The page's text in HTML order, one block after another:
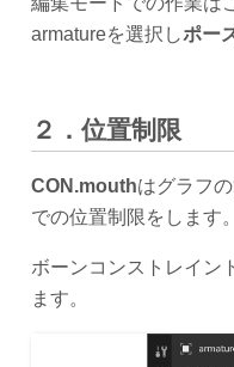
armatureを選択しポー
２．位置制限
CON.mouthはグラフ
での位置制限をします。
ボーンコンストレイン
ます。